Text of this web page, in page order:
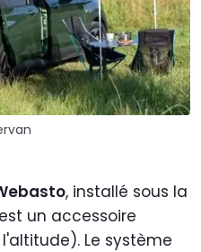
, installé sous la
un accessoire
Le système